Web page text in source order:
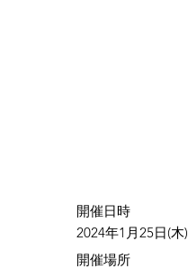
​開催日時
2024年1月25日(木)
​開催場所